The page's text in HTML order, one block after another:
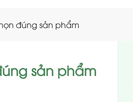
đúng sản phẩm
sản phẩm